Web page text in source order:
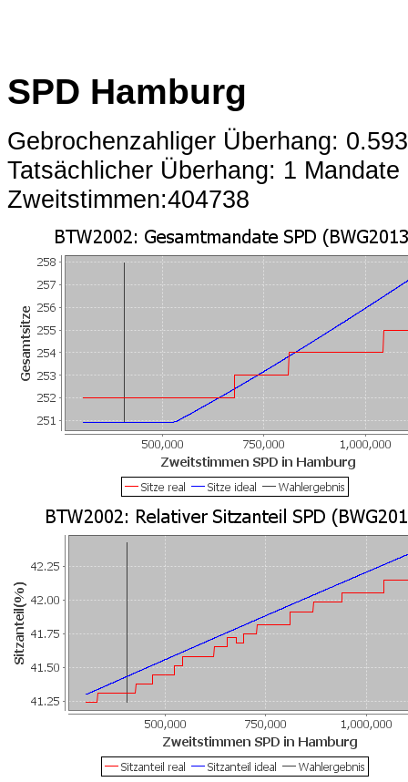
SPD Hamburg
Gebrochenzahliger Überhang:
Tatsächlicher Überhang: 1 Mandate
Zweitstimmen:404738